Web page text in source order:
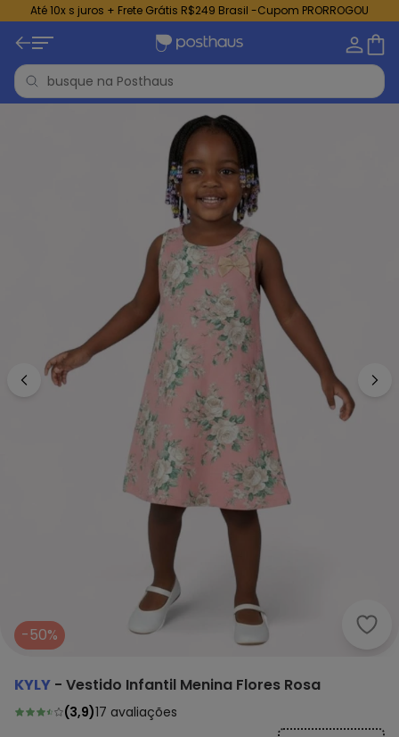
Até 10x s juros + Frete Grátis R$249 Brasil -Cupom PRORROGOU
Kyly
-50%
KYLY - Vestido Infantil Menina Flores Rosa
(3,9)17 avaliações